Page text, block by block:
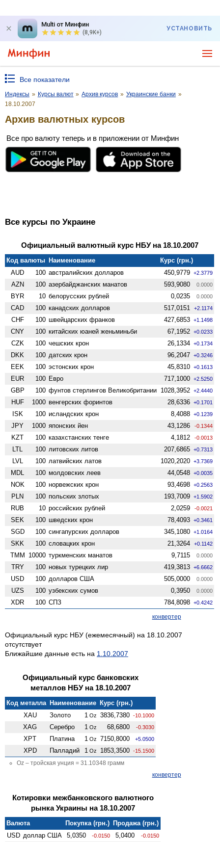
Multi от Минфин
(8,9K+)
УСТАНОВИТЬ
Все показатели
Индексы » Курсы валют » Архив курсов » Украинские банки »
18.10.2007
Архив валютных курсов
Все про валюту теперь и в приложении от Минфин
Все курсы по Украине
Официальный валютный курс НБУ на 18.10.2007
Код валюты Наименование
Курс (грн.)
AUD
100 австралийских долларов 450,9779 +2.3779
AZN 100 азербайджанских манатов 593,9080 0.0000
BYR 10 белорусских рублей 0,0235 0.0000
CAD 100 канадских долларов 517,0151 +2.1174
CHF 100 швейцарских франков 427,6853 +1.1498
CNY 100 китайских юаней женьминьби 67,1952 +0.0233
CZK 100 чешских крон 26,1334 +0.1734
DKK 100 датских крон 96,2047 +0.3246
EEK 100 эстонских крон 45,8310 +0.1613
EUR 100 Евро 717,1000 +2.5250
GBP 100 фунтов стерлингов Велико­британии 1028,3952 +2.4440
HUF 1000 венгерских форинтов 28,6336 +0.1701
ISK 100 исландских крон 8,4088 +0.1239
JPY 1000 японских йен 43,1286 -0.1344
KZT 100 казахстанских тенге 4,1812 -0.0013
LTL 100 литовских литов 207,6865 +0.7313
LVL 100 латвийских латов 1020,2020 +3.7369
MDL 100 молдовских леев 44,0548 +0.0035
NOK 100 норвежских крон 93,4698 +0.2563
PLN 100 польских злотых 193,7009 +1.5902
RUB 10 российских рублей 2,0259 -0.0021
SEK 100 шведских крон 78,4093 +0.3461
SGD 100 сингапурских долларов 345,1080 +1.0164
SKK 100 словацких крон 21,3264 +0.1142
TMM 10000 туркменских манатов 9,7115 0.0000
TRY 100 новых турецких лир 419,3813 +6.6662
USD 100 долларов США 505,0000 0.0000
UZS 100 узбекских сумов 0,3950 0.0000
XDR 100 СПЗ 784,8098 +0.4242
конвертер
Официальный курс НБУ (ежемесячный) на 18.10.2007
отсутствует
Ближайшие данные есть на 1.10.2007
Официальный курс банковских
металлов НБУ на 18.10.2007
Код металла Наименование Курс (грн.)
XAU
Золото 1 Oz 3836,7380 -10.1000
XAG Серебро 1 Oz 68,6800 -0.3030
XPT Платина 1 Oz 7150,8000 +5.0500
XPD Палладий 1 Oz 1853,3500 -15.1500
Oz – тройская унция = 31.10348 грамм
конвертер
Котировки межбанковского валютного
рынка Украины на 18.10.2007
Валюта Покупка (грн.) Продажа (грн.)
USD доллар США 5,0350 -0.0150 5,0400 -0.0150